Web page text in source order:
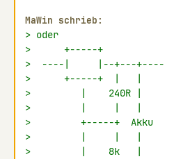
MaWin schrieb:
> oder
>      +-----+
>  ----|     |--+---+----
>      +-----+  |   |
>         |    240R |
>         |     |   |
>         +-----+  Akku
>         |     |   |
>         |    8k   |